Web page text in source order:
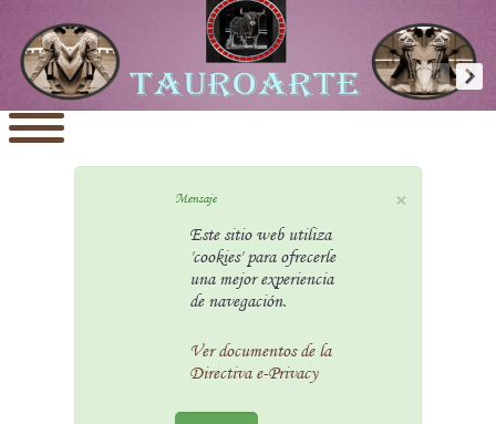
×
Mensaje
Este sitio web utiliza
'cookies' para ofrecerle
una mejor experiencia
de navegación.
Ver documentos de la
Directiva e-Privacy